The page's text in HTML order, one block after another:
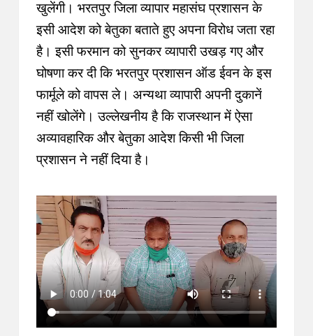
खुलेंगी। भरतपुर जिला व्यापार महासंघ प्रशासन के
इसी आदेश को बेतुका बताते हुए अपना विरोध जता रहा
है। इसी फरमान को सुनकर व्यापारी उखड़ गए और
घोषणा कर दी कि भरतपुर प्रशासन ऑड ईवन के इस
फार्मूले को वापस ले। अन्यथा व्यापारी अपनी दुकानें
नहीं खोलेंगे। उल्लेखनीय है कि राजस्थान में ऐसा
अव्यावहारिक और बेतुका आदेश किसी भी जिला
प्रशासन ने नहीं दिया है।